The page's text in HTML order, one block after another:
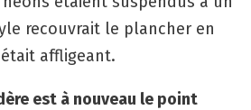
recouvrait le plancher en
affligeant.
est à nouveau le point